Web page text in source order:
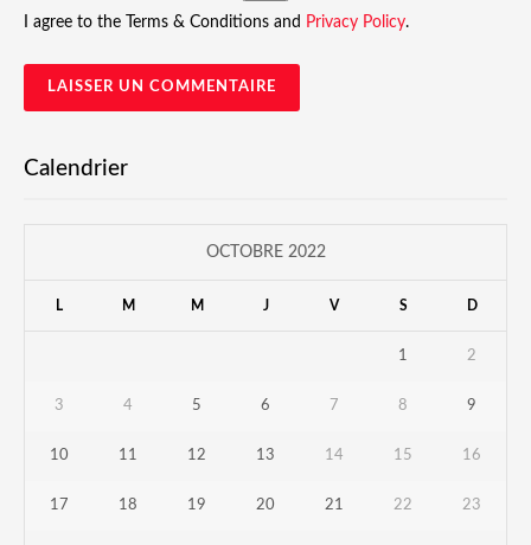
I agree to the Terms & Conditions and Privacy Policy.
Calendrier
OCTOBRE 2022
L M M J V S D
1 2
3 4 5 6 7 8 9
10 11 12 13 14 15 16
17 18 19 20 21 22 23